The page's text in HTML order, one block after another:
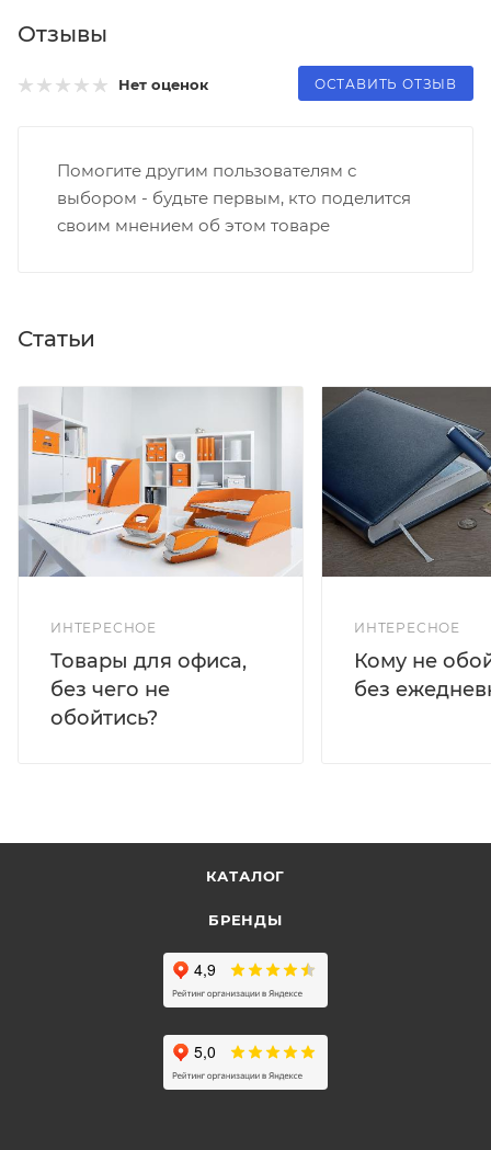
Отзывы
Нет оценок ОСТАВИТЬ ОТЗЫВ
Помогите другим пользователям с
выбором - будьте первым, кто поделится
своим мнением об этом товаре
Статьи
ИНТЕРЕСНОЕ
Товары для офиса,
без чего не
обойтись?
ИНТЕРЕСНОЕ
Кому не
без
КАТАЛОГ
БРЕНДЫ